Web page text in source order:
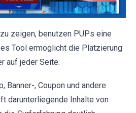
zeigen, benutzen PUPs eine
Tool ermöglicht die Platzierung
auf jeder Seite.
Banner-, Coupon und andere
darunterliegende Inhalte von